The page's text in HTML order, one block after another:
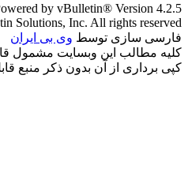
by vBulletin® Version 4.2.5
Solutions, Inc. All rights reserved.
فارسی سازی توسط وی بی ایران
کلیه مطالب این وبسایت مشمول
کپی برداری از آن بدون ذکر منبع